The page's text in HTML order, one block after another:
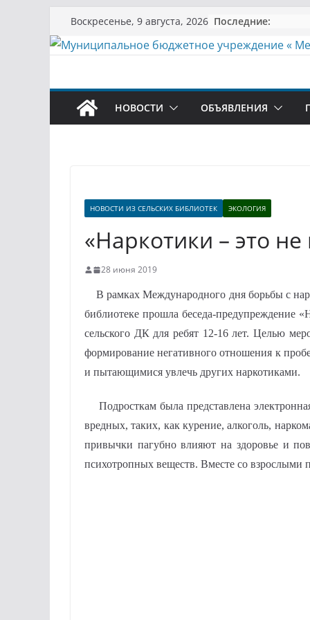
Перейти
к
содержимому
Воскресенье, 9 августа, 2026 Последние:
НОВОСТИ ОБЪЯВЛЕНИЯ
НОВОСТИ ИЗ СЕЛЬСКИХ БИБЛИОТЕК ЭКОЛОГИЯ
«Наркотики – это не
28 июня 2019
В рамках Международного дня борьбы с
библиотеке прошла беседа-предупреждение
сельского ДК для ребят 12-16 лет. Целью
формирование негативного отношения к
и пытающимися увлечь других наркотиками.
Подросткам была представлена
вредных, таких, как курение, алкоголь,
привычки пагубно влияют на здоровье и
психотропных веществ. Вместе со взрослыми